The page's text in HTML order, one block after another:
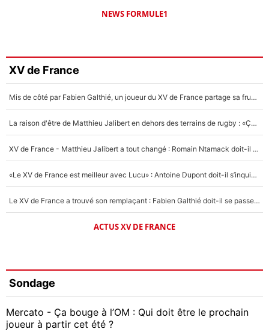
NEWS FORMULE1
XV de France
Mis de côté par Fabien Galthié, un joueur du XV de France partage sa frustration : «ils ne me l’ont pas dit tout de suite»
La raison d'être de Matthieu Jalibert en dehors des terrains de rugby : «Ça m'atteint autant que si tu touches à un membre de ma famille»
XV de France - Matthieu Jalibert a tout changé : Romain Ntamack doit-il s’inquiéter pour sa place à un an de la Coupe du monde ?
«Le XV de France est meilleur avec Lucu» : Antoine Dupont doit-il s’inquiéter pour sa place ?
Le XV de France a trouvé son remplaçant : Fabien Galthié doit-il se passer d'Antoine Dupont ?
ACTUS XV DE FRANCE
Sondage
Mercato - Ça bouge à l’OM : Qui doit être le prochain
joueur à partir cet été ?